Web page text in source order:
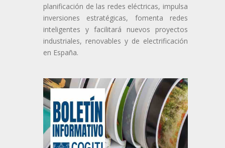
planificación de las redes eléctricas, impulsa
inversiones estratégicas, fomenta redes
inteligentes y facilitará nuevos proyectos
industriales, renovables y de electrificación
en España.